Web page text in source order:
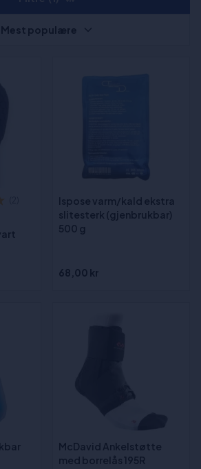
Ispose varm/kald ekstra
slitesterk (gjenbrukbar)
500 g
68,00 kr
McDavid Ankelstøtte
med borrelås 195R
Mest populære